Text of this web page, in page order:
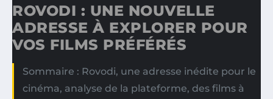
ROVODI : UNE NOUVELLE
ADRESSE À EXPLORER POUR
VOS FILMS PRÉFÉRÉS
Sommaire : Rovodi, une adresse inédite pour le
cinéma, analyse de la plateforme, des films à